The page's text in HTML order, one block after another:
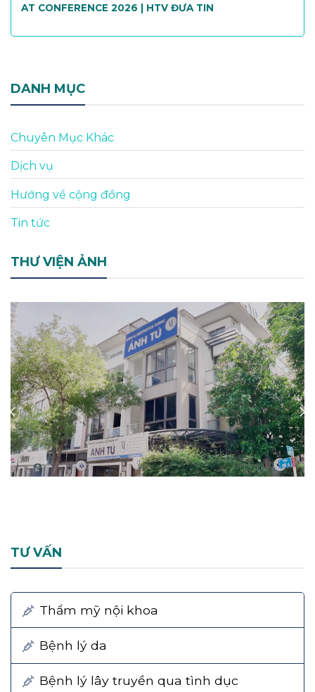
AT CONFERENCE 2026 | HTV ĐƯA TIN
DANH MỤC
Chuyên Mục Khác
Dịch vụ
Hướng về cộng đồng
Tin tức
THƯ VIỆN ẢNH
TƯ VẤN
Thẩm mỹ nội khoa
Bệnh lý da
Bệnh lý lây truyền qua tình dục